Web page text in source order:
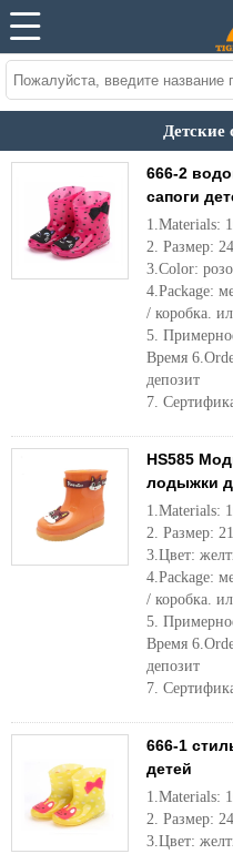
Детские
666-2
сапоги
1.Materials:
2. Размер:
3.Color:
4.Package:
/ коробка.
5.
Время
депозит
7.
HS585
лодыжки
1.Materials:
2. Размер:
3.Цвет:
4.Package:
/ коробка.
5.
Время
депозит
7.
666-1
детей
1.Materials:
2. Размер:
3.Цвет: